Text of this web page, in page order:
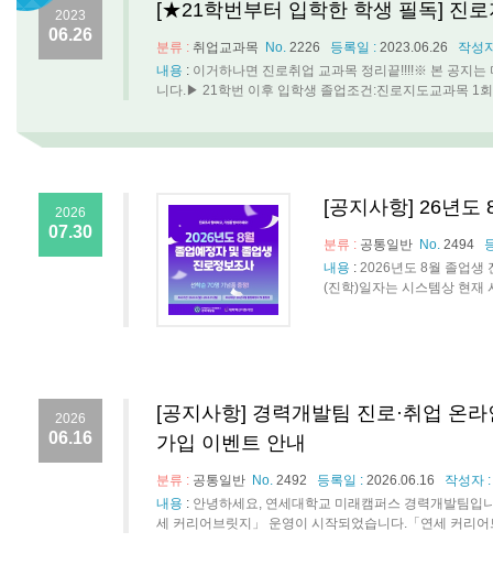
2023
06.26
[★21학번부터 입학한 학생 필독] 진
분류 : 취업교과목 No. 2226 등록일 : 2023.06.26
작성
내용 : 이거하나면 진로취업 교과목 정리끝!!!!※ 본 공지
니다.▶ 21학번 이후 입학생 졸업조건:진로지도교과목 1
2026
07.30
[공지사항] 26년도
분류 : 공통일반 No. 2494
내용 : 2026년도 8월 졸업생
(진학)일자는 시스템상 현재
2026
06.16
[공지사항] 경력개발팀 진로·취업 온
가입 이벤트 안내
분류 : 공통일반 No. 2492 등록일 : 2026.06.16
작성자 :
내용 : 안녕하세요, 연세대학교 미래캠퍼스 경력개발팀입
세 커리어브릿지」 운영이 시작되었습니다.「연세 커리